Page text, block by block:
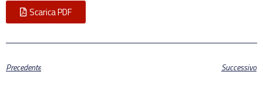
Scarica PDF
Precedente Successivo